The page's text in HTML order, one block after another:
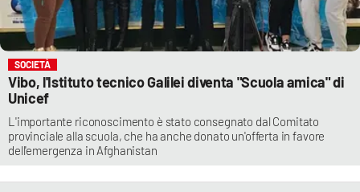
SOCIETÀ
Vibo, l'Istituto tecnico Galilei diventa "Scuola amica" di
Unicef
L'importante riconoscimento è stato consegnato dal Comitato
provinciale alla scuola, che ha anche donato un'offerta in favore
dell'emergenza in Afghanistan